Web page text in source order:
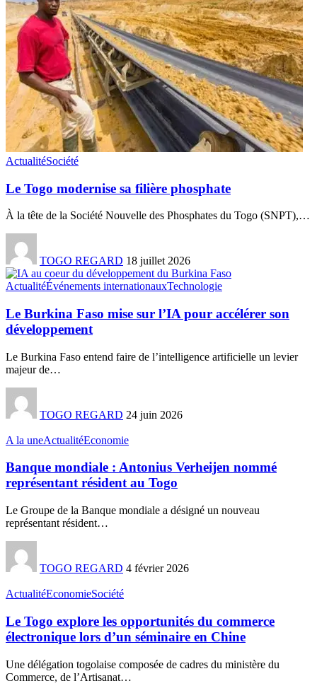
ActualitéSociété
Le Togo modernise sa filière phosphate
À la tête de la Société Nouvelle des Phosphates du Togo (SNPT),…
TOGO REGARD 18 juillet 2026
ActualitéÉvénements internationauxTechnologie
Le Burkina Faso mise sur l’IA pour accélérer son
développement
Le Burkina Faso entend faire de l’intelligence artificielle un levier
majeur de…
TOGO REGARD 24 juin 2026
A la uneActualitéEconomie
Banque mondiale : Antonius Verheijen nommé
représentant résident au Togo
Le Groupe de la Banque mondiale a désigné un nouveau
représentant résident…
TOGO REGARD 4 février 2026
ActualitéEconomieSociété
Le Togo explore les opportunités du commerce
électronique lors d’un séminaire en Chine
Une délégation togolaise composée de cadres du ministère du
Commerce, de l’Artisanat…